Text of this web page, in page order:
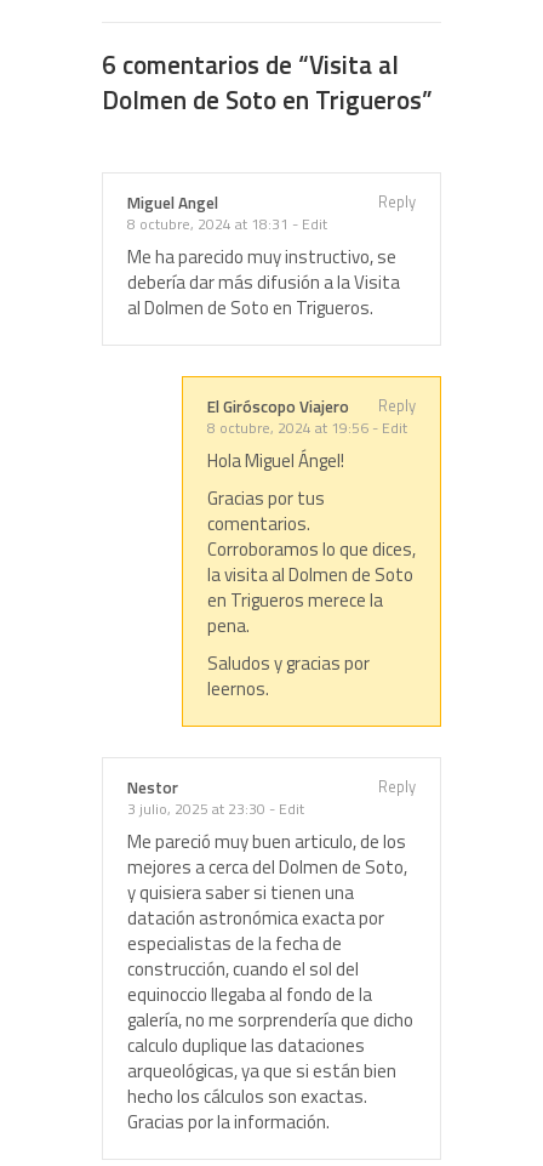
6 comentarios de “Visita al
Dolmen de Soto en Trigueros”
Miguel Angel
8 octubre, 2024 at 18:31 - Edit
Reply
Me ha parecido muy instructivo, se
debería dar más difusión a la Visita
al Dolmen de Soto en Trigueros.
El Giróscopo Viajero
8 octubre, 2024 at 19:56 - Edit
Reply
Hola Miguel Ángel!
Gracias por tus
comentarios.
Corroboramos lo que dices,
la visita al Dolmen de Soto
en Trigueros merece la
pena.
Saludos y gracias por
leernos.
Nestor
3 julio, 2025 at 23:30 - Edit
Reply
Me pareció muy buen articulo, de los
mejores a cerca del Dolmen de Soto,
y quisiera saber si tienen una
datación astronómica exacta por
especialistas de la fecha de
construcción, cuando el sol del
equinoccio llegaba al fondo de la
galería, no me sorprendería que dicho
calculo duplique las dataciones
arqueológicas, ya que si están bien
hecho los cálculos son exactas.
Gracias por la información.